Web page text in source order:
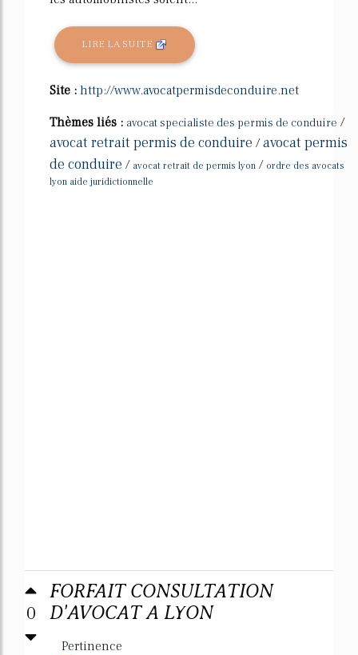
LIRE LA SUITE
Site : http://www.avocatpermisdeconduire.net
Thèmes liés : avocat specialiste des permis de conduire /
avocat retrait permis de conduire /avocat permis
de conduire / avocat retrait de permis lyon / ordre des avocats
lyon aide juridictionnelle
0
FORFAIT CONSULTATION
D'AVOCAT A LYON
Pertinence